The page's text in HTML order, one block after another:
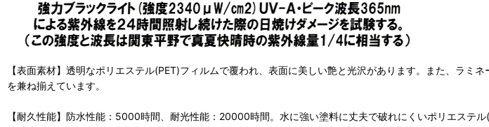
【表面素材】透明なポリエステル(PET)フィルムで覆われ、表面に美しい艶と光沢があります。また、ラ
を兼ね揃えています。
【耐久性能】防水性能：5000時間、耐光性能：20000時間。水に強い塗料に丈夫で破れにくいポリエステ